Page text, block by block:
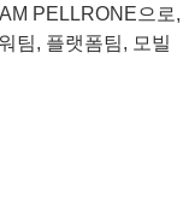
PELLRONE으로,
팀, 플랫폼팀, 모빌